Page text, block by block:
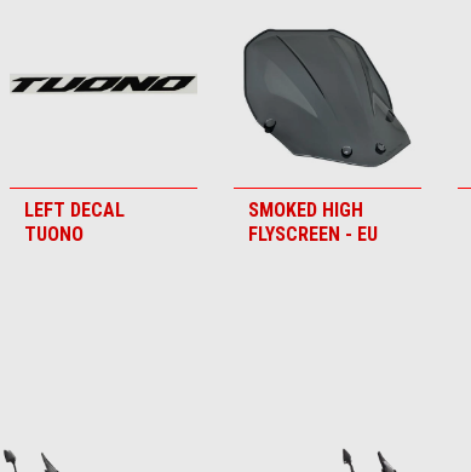
LEFT DECAL
TUONO
SMOKED HIGH
FLYSCREEN - EU